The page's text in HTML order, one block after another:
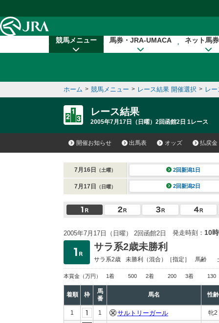
競馬メニュー 馬券・JRA-UMACA ネット馬
ホーム > 競馬メニュー > レース結果 開催選択 > レ
レース結果
2005年7月17日（日曜）2回函館2日 1レース
開催お知らせ 出馬表 オッズ 払戻金
7月16日 （土曜） 2回新潟1日
7月17日 （日曜） 2回新潟2日
2005年7月17日（日曜） 2回函館2日 発走時刻： 10
サラ系2歳未勝利
サラ系2歳 未勝利 （混合）［指定］ 馬齢
本賞金 （万円） 1着 500 2着 200 3着 130
着順 枠
馬
番
馬名 性齢
1 1 サルトリーガール 牝2